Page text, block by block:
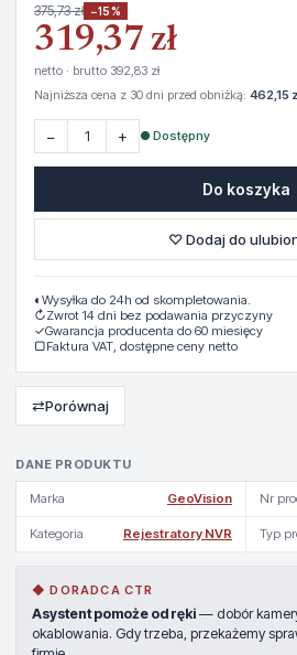
DANE PRODUKTU
Marka GeoVision Nr
Kategoria Rejestratory NVR Typ
◆ DORADCA CTR
Asystent pomoże od ręki — dobór
okablowania. Gdy trzeba, przekażemy
375,73 zł −15%
319,37 zł
netto · brutto 392,83 zł
Najniższa cena z 30 dni przed obniżką: 462,15
− + ● Dostępny
Do koszyka
♡ Dodaj do
◐ Wysyłka do 24h od skompletowania.
↻Zwrot 14 dni bez podawania przyczyny
✓Gwarancja producenta do 60 miesięcy
▢Faktura VAT, dostępne ceny netto
⇄Porównaj